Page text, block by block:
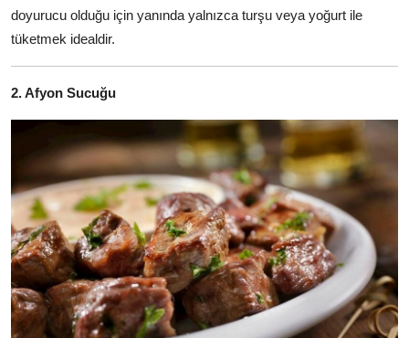
doyurucu olduğu için yanında yalnızca turşu veya yoğurt ile
tüketmek idealdir.
2. Afyon Sucuğu